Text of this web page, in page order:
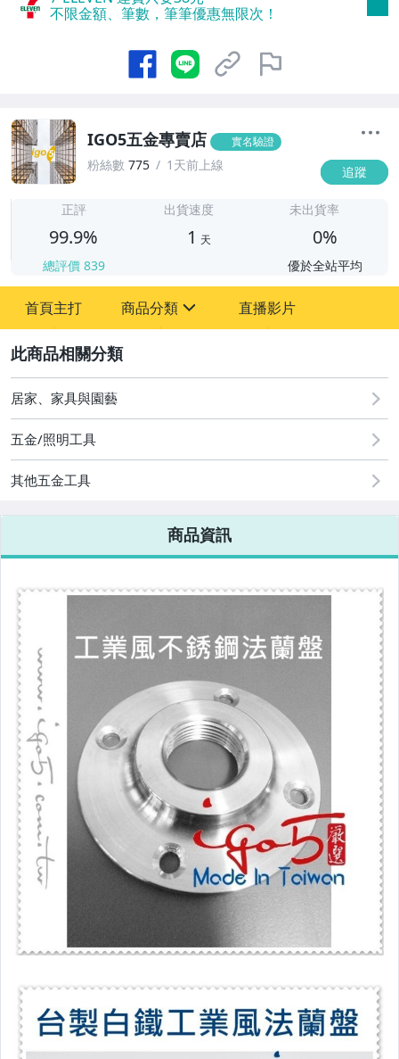
不限金額、筆數，筆筆優惠無限次！
IGO5五金專賣店 實名驗證
粉絲數 775 1天前上線 追蹤
正評
99.9%
總評價 839
出貨速度
1 天
未出貨率
0%
優於全站平均
首頁主打 商品分類
汽機車精品百貨
居家、家具與園藝
直播影片
居家、家具與園藝
五金/照明工具
其他五金工具
商品資訊